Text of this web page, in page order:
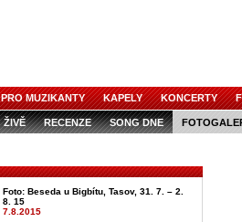
PRO MUZIKANTY KAPELY KONCERTY
ŽIVĚ RECENZE SONG DNE
Foto: Beseda u Bigbítu, Tasov, 31. 7. – 2.
8. 15
7.8.2015